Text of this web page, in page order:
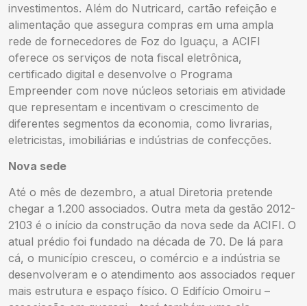
investimentos. Além do Nutricard, cartão refeição e
alimentação que assegura compras em uma ampla
rede de fornecedores de Foz do Iguaçu, a ACIFI
oferece os serviços de nota fiscal eletrônica,
certificado digital e desenvolve o Programa
Empreender com nove núcleos setoriais em atividade
que representam e incentivam o crescimento de
diferentes segmentos da economia, como livrarias,
eletricistas, imobiliárias e indústrias de confecções.
Nova sede
Até o mês de dezembro, a atual Diretoria pretende
chegar a 1.200 associados. Outra meta da gestão 2012-
2103 é o início da construção da nova sede da ACIFI. O
atual prédio foi fundado na década de 70. De lá para
cá, o município cresceu, o comércio e a indústria se
desenvolveram e o atendimento aos associados requer
mais estrutura e espaço físico. O Edifício Omoiru –